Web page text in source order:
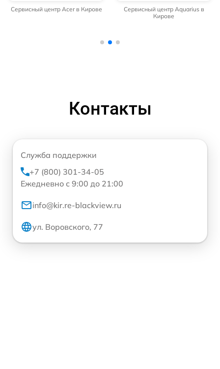
Сервисный центр Acer в Кирове
Сервисный центр Aquarius в
Кирове
Контакты
Служба поддержки
+7 (800) 301-34-05
Ежедневно с 9:00 до 21:00
info@kir.re-blackview.ru
ул. Воровского, 77